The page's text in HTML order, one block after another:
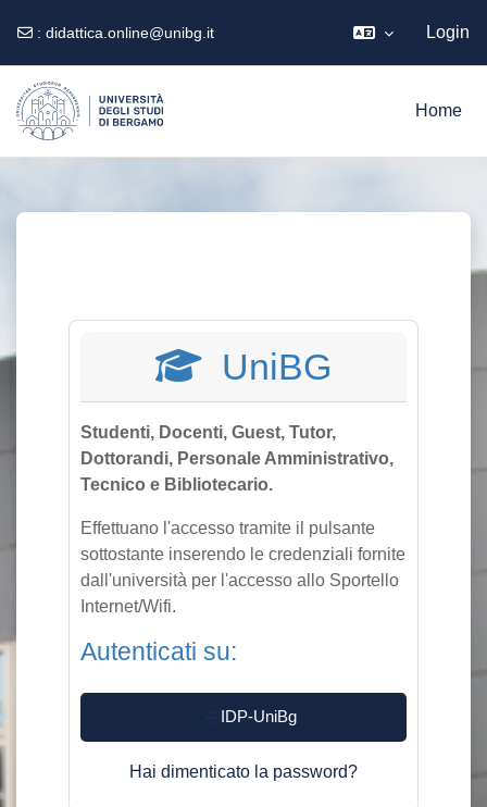
: didattica.online@unibg.it Login
Home
UniBG
Studenti, Docenti, Guest, Tutor,
Dottorandi, Personale Amministrativo,
Tecnico e Bibliotecario.
Effettuano l'accesso tramite il pulsante
sottostante inserendo le credenziali fornite
dall'università per l'accesso allo Sportello
Internet/Wifi.
Autenticati su:
IDP-UniBg
Hai dimenticato la password?